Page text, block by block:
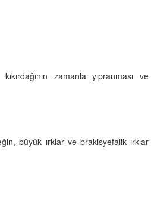
zamanla yıpranması ve
büyük ırklar ve brakisyefalik ırklar
Oyun ve Eğitim: “Köpekler İçin
Temiz, İnsanların mı? Bilim Ne